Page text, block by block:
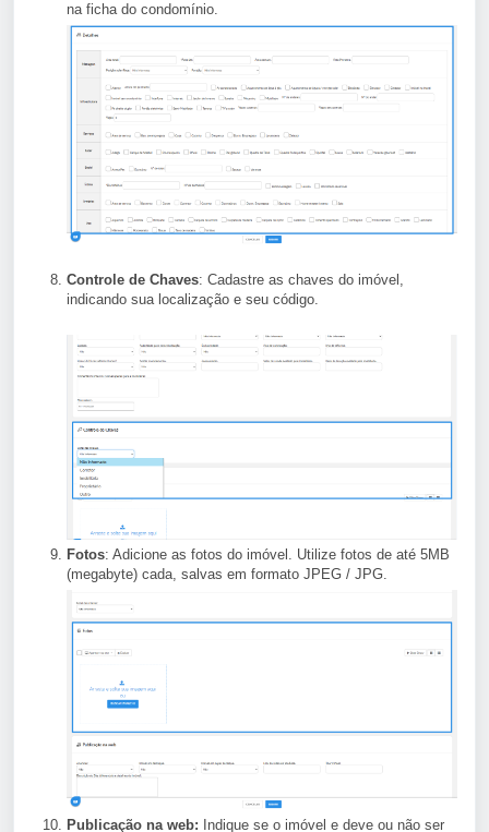
na ficha do condomínio.
Controle de Chaves: Cadastre as chaves do imóvel,
indicando sua localização e seu código.
Fotos: Adicione as fotos do imóvel. Utilize fotos de até 5MB
(megabyte) cada, salvas em formato JPEG / JPG.
Publicação na web: Indique se o imóvel e deve ou não ser